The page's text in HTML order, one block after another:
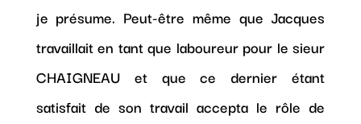
je présume. Peut-être même que Jacques
travaillait en tant que laboureur pour le sieur
CHAIGNEAU et que ce dernier étant
satisfait de son travail accepta le rôle de